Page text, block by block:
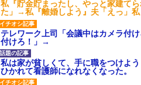
私『貯金貯まったし、やっと家建て
た」→私『離婚しよう』夫「えっ」
テレワーク上司「会議中はカメラ付
付けろ！」→
私は家が貧しくて、手に職をつけよ
ひかれて看護師になれなくなった。